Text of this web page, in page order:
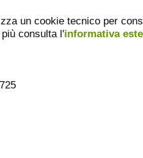
un cookie tecnico per
consulta l'informativa